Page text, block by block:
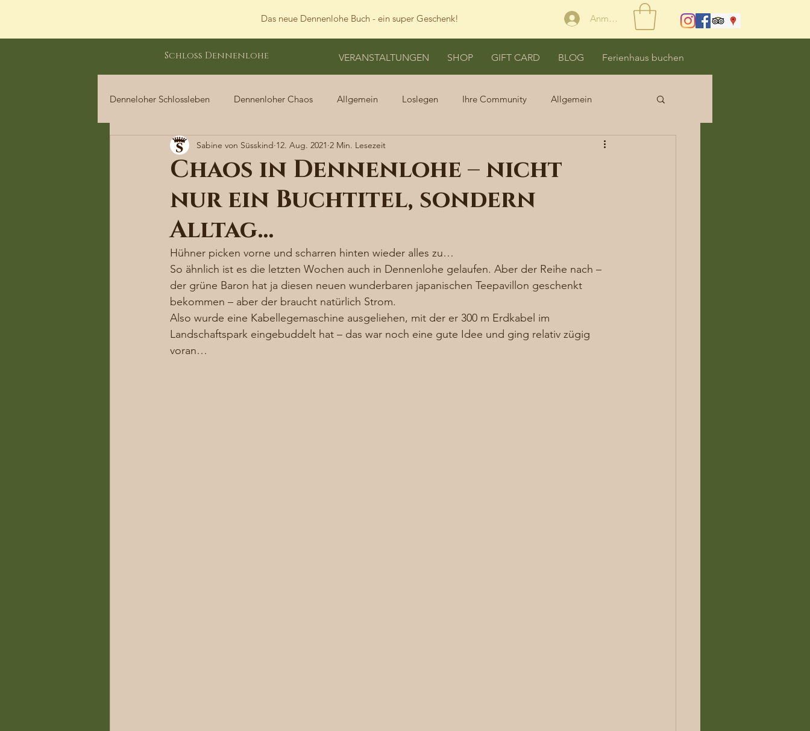
Das neue Dennenlohe Buch - ein super Geschenk! Anmelden
Schloss Dennenlohe VERANSTALTUNGEN SHOP GIFT CARD BLOG Ferienhaus buchen
Denneloher Schlossleben Dennenloher Chaos Allgemein Loslegen Ihre Community Allgemein
Dennenloher Schlossleben
Chaos in Dennenlohe – nicht
nur ein Buchtitel, sondern
Alltag…
Sabine von Süsskind 12. Aug. 2021 2 Min. Lesezeit
Hühner picken vorne und scharren hinten wieder alles zu…
So ähnlich ist es die letzten Wochen auch in Dennenlohe gelaufen. Aber der Reihe nach –
der grüne Baron hat ja diesen neuen wunderbaren japanischen Teepavillon geschenkt
bekommen – aber der braucht natürlich Strom.
Also wurde eine Kabellegemaschine ausgeliehen, mit der er 300 m Erdkabel im
Landschaftspark eingebuddelt hat – das war noch eine gute Idee und ging relativ zügig
voran…